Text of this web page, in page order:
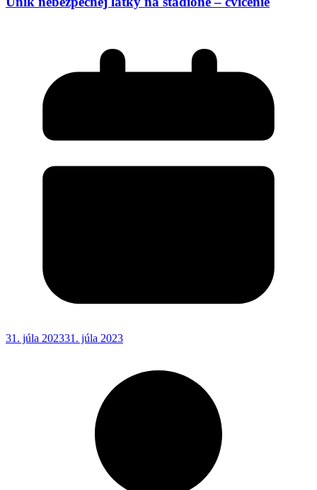
31. júla 202331. júla 2023